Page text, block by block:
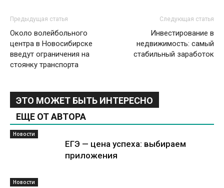
Предыдущая статья
Около волейбольного
центра в Новосибирске
введут ограничения на
стоянку транспорта
Следующая статья
Инвестирование в
недвижимость: самый
стабильный заработок
ЭТО МОЖЕТ БЫТЬ ИНТЕРЕСНО
ЕЩЕ ОТ АВТОРА
Новости
ЕГЭ — цена успеха: выбираем
приложения
Новости